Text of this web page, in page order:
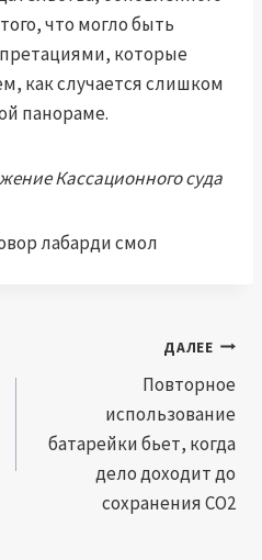
что могло быть
которые
как случается слишком
панораме.
Кассационного суда
лабарди смол
ДАЛЕЕ
Повторное
использование
батарейки бьет, когда
дело доходит до
сохранения CO2